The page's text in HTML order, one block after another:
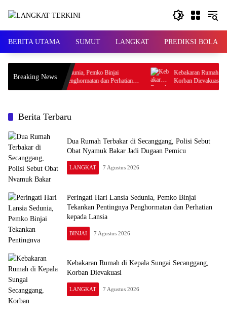
BERITA UTAMA SUMUT LANGKAT PREDIKSI BOLA
Breaking News
Hari Lansia Sedunia, Pemko Binjai
Pentingnya Penghormatan dan Perhatian
Lansia
Kebakaran Rumah di Kepala
Korban Dievakuasi
Berita Terbaru
Dua Rumah Terbakar di Secanggang, Polisi Sebut
Obat Nyamuk Bakar Jadi Dugaan Pemicu
LANGKAT 7 Agustus 2026
Peringati Hari Lansia Sedunia, Pemko Binjai
Tekankan Pentingnya Penghormatan dan Perhatian
kepada Lansia
BINJAI 7 Agustus 2026
Kebakaran Rumah di Kepala Sungai Secanggang,
Korban Dievakuasi
LANGKAT 7 Agustus 2026